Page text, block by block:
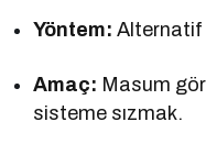
Yöntem: Alternatif
Amaç: Masum
sisteme sızmak.